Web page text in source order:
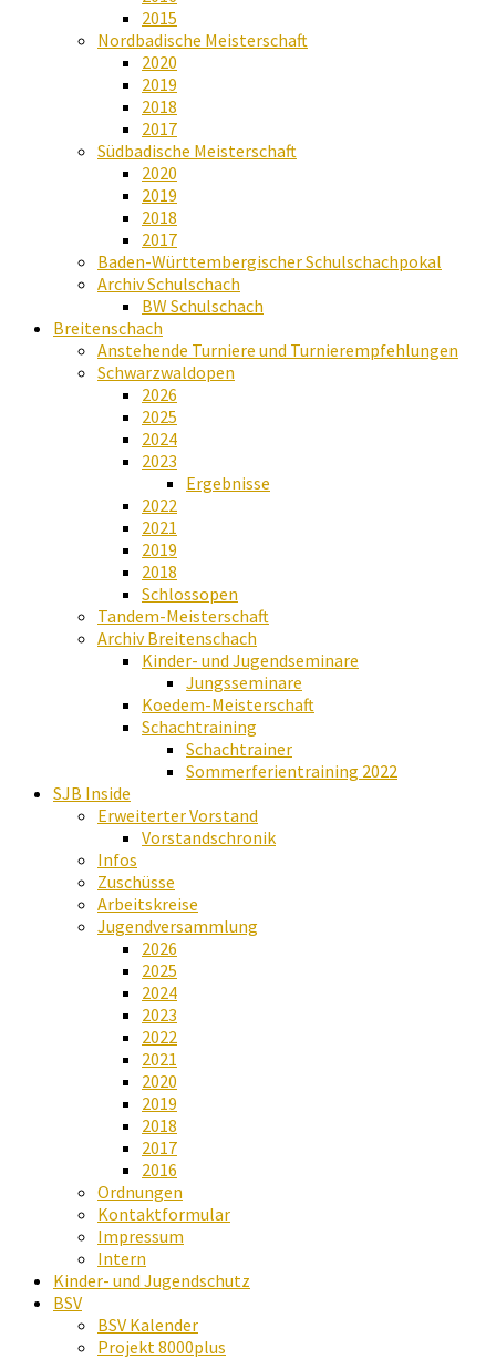
2015
Nordbadische Meisterschaft
2020
2019
2018
2017
Südbadische Meisterschaft
2020
2019
2018
2017
Baden-Württembergischer Schulschachpokal
Archiv Schulschach
BW Schulschach
Breitenschach
Anstehende Turniere und Turnierempfehlungen
Schwarzwaldopen
2026
2025
2024
2023
Ergebnisse
2022
2021
2019
2018
Schlossopen
Tandem-Meisterschaft
Archiv Breitenschach
Kinder- und Jugendseminare
Jungsseminare
Koedem-Meisterschaft
Schachtraining
Schachtrainer
Sommerferientraining 2022
SJB Inside
Erweiterter Vorstand
Vorstandschronik
Infos
Zuschüsse
Arbeitskreise
Jugendversammlung
2026
2025
2024
2023
2022
2021
2020
2019
2018
2017
2016
Ordnungen
Kontaktformular
Impressum
Intern
Kinder- und Jugendschutz
BSV
BSV Kalender
Projekt 8000plus